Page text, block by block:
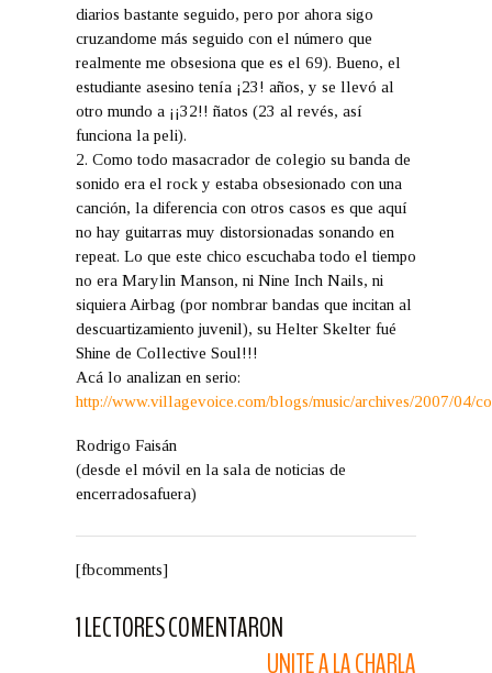
diarios bastante seguido, pero por ahora sigo
cruzandome más seguido con el número que
realmente me obsesiona que es el 69). Bueno, el
estudiante asesino tenía ¡23! años, y se llevó al
otro mundo a ¡¡32!! ñatos (23 al revés, así
funciona la peli).
2. Como todo masacrador de colegio su banda de
sonido era el rock y estaba obsesionado con una
canción, la diferencia con otros casos es que aquí
no hay guitarras muy distorsionadas sonando en
repeat. Lo que este chico escuchaba todo el tiempo
no era Marylin Manson, ni Nine Inch Nails, ni
siquiera Airbag (por nombrar bandas que incitan al
descuartizamiento juvenil), su Helter Skelter fué
Shine de Collective Soul!!!
Acá lo analizan en serio:
http://www.villagevoice.com/blogs/music/archives/2007/04/
Rodrigo Faisán
(desde el móvil en la sala de noticias de
encerradosafuera)
[fbcomments]
1 LECTORES COMENTARON
UNITE A LA CHARLA